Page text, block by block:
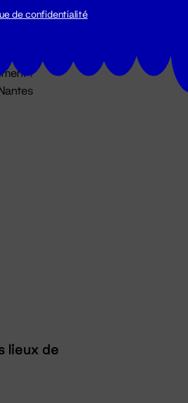
→ 18h
:
lieux de
de confidentialité